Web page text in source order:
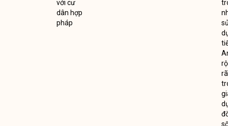
với cư
dân hợp
pháp